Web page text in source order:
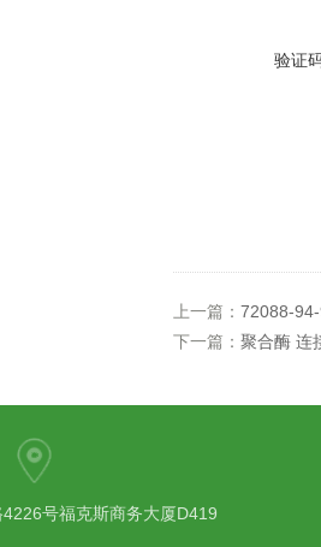
验证
上一篇： 72088-
下一篇： 聚合酶 连
4226号福克斯商务大厦D419